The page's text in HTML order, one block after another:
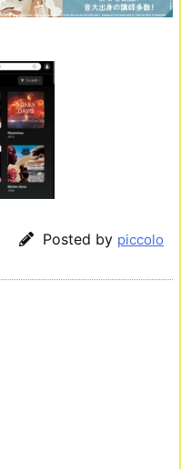
Posted by piccolo